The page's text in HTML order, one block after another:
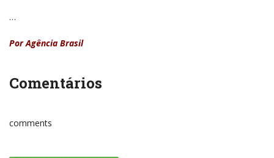
…
Por Agência Brasil
Comentários
comments